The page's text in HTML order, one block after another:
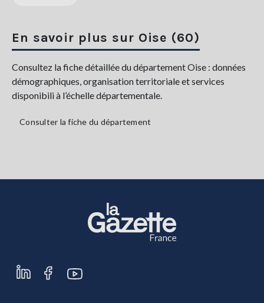
En savoir plus sur Oise (60)
Consultez la fiche détaillée du département Oise : données
démographiques, organisation territoriale et services
disponibili à l’échelle départementale.
Consulter la fiche du département